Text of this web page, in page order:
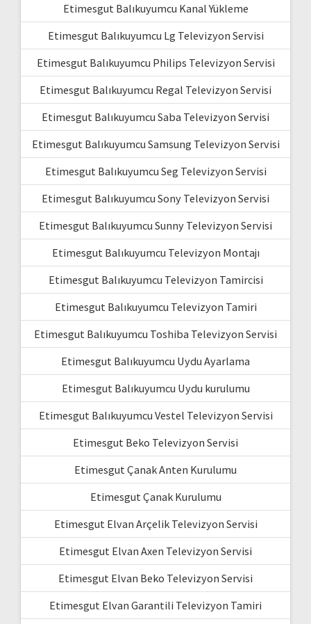
Etimesgut Balıkuyumcu Kanal Yükleme
Etimesgut Balıkuyumcu Lg Televizyon Servisi
Etimesgut Balıkuyumcu Philips Televizyon Servisi
Etimesgut Balıkuyumcu Regal Televizyon Servisi
Etimesgut Balıkuyumcu Saba Televizyon Servisi
Etimesgut Balıkuyumcu Samsung Televizyon Servisi
Etimesgut Balıkuyumcu Seg Televizyon Servisi
Etimesgut Balıkuyumcu Sony Televizyon Servisi
Etimesgut Balıkuyumcu Sunny Televizyon Servisi
Etimesgut Balıkuyumcu Televizyon Montajı
Etimesgut Balıkuyumcu Televizyon Tamircisi
Etimesgut Balıkuyumcu Televizyon Tamiri
Etimesgut Balıkuyumcu Toshiba Televizyon Servisi
Etimesgut Balıkuyumcu Uydu Ayarlama
Etimesgut Balıkuyumcu Uydu kurulumu
Etimesgut Balıkuyumcu Vestel Televizyon Servisi
Etimesgut Beko Televizyon Servisi
Etimesgut Çanak Anten Kurulumu
Etimesgut Çanak Kurulumu
Etimesgut Elvan Arçelik Televizyon Servisi
Etimesgut Elvan Axen Televizyon Servisi
Etimesgut Elvan Beko Televizyon Servisi
Etimesgut Elvan Garantili Televizyon Tamiri